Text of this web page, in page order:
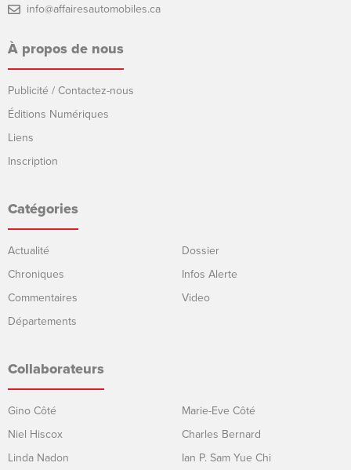
info@affairesautomobiles.ca
À propos de nous
Publicité / Contactez-nous
Éditions Numériques
Liens
Inscription
Catégories
Actualité
Chroniques
Commentaires
Départements
Dossier
Infos Alerte
Video
Collaborateurs
Gino Côté
Niel Hiscox
Linda Nadon
Marie-Eve Côté
Charles Bernard
Ian P. Sam Yue Chi